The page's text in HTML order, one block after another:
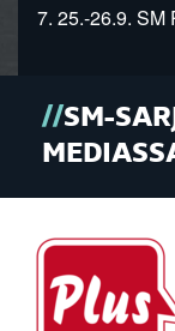
7. 25.-26.9. SM
SM-